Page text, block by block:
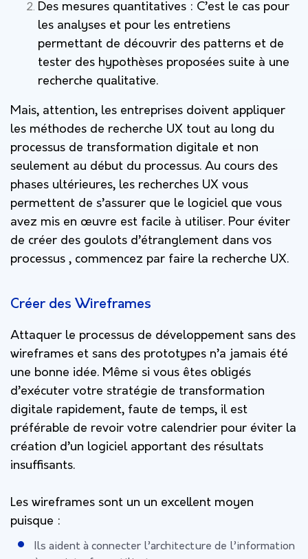
Des mesures quantitatives : C’est le cas pour
les analyses et pour les entretiens
permettant de découvrir des patterns et de
tester des hypothèses proposées suite à une
recherche qualitative.
Mais, attention, les entreprises doivent appliquer
les méthodes de recherche UX tout au long du
processus de transformation digitale et non
seulement au début du processus. Au cours des
phases ultérieures, les recherches UX vous
permettent de s’assurer que le logiciel que vous
avez mis en œuvre est facile à utiliser. Pour éviter
de créer des goulots d’étranglement dans vos
processus , commencez par faire la recherche UX.
Créer des Wireframes
Attaquer le processus de développement sans des
wireframes et sans des prototypes n’a jamais été
une bonne idée. Même si vous êtes obligés
d’exécuter votre stratégie de transformation
digitale rapidement, faute de temps, il est
préférable de revoir votre calendrier pour éviter la
création d’un logiciel apportant des résultats
insuffisants.
Les wireframes sont un un excellent moyen
puisque :
Ils aident à connecter l’architecture de l’information